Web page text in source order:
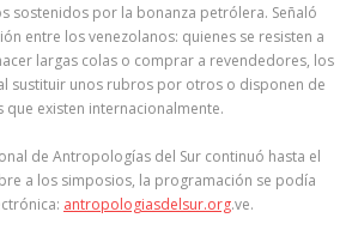
sostenidos por la bonanza petrólera. Señaló
entre los venezolanos: quienes se resisten a
largas colas o comprar a revendedores, los
sustituir unos rubros por otros o disponen de
existen internacionalmente.
de Antropologías del Sur continuó hasta el
a los simposios, la programación se podía
antropologiasdelsur.org.ve.